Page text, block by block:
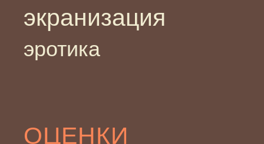
экранизация
эротика
ОЦЕНКИ